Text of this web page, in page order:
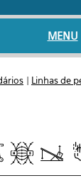
MENU
| Linhas de